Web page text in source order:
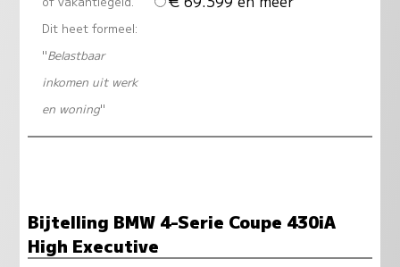
Dit heet formeel:
"Belastbaar
inkomen uit werk
en woning"
Bijtelling BMW 4-Serie Coupe 430iA
High Executive